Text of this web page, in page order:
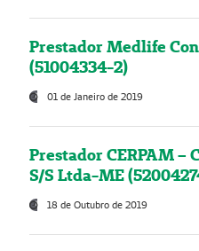
Prestador Medlife
(51004334-2)
01 de Janeiro de 2019
Prestador CERPAM –
S/S Ltda-ME
18 de Outubro de 2019